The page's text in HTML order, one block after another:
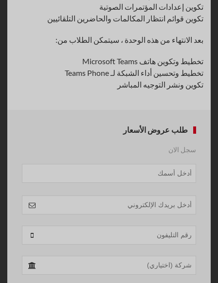
تكوين إعدادات المؤتمرات الصوتية
تكوين قوائم انتظار المكالمات والحاضرين التلقائيين
بعد الانتهاء من هذه الوحدة ، سيتمكن الطلاب من:
تخطيط وتكوين هاتف Microsoft Teams
تخطيط وتحسين أداء الشبكة لـ Teams Phone
تكوين ونشر التوجيه المباشر
طلب عروض الأسعار
سجل الان